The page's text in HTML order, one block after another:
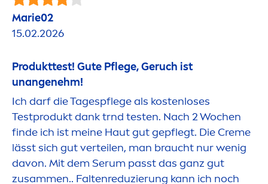
Marie02
15.02.2026
Produkttest! Gute Pflege, Geruch ist
unangenehm!
Ich darf die Tagespflege als kostenloses
Testprodukt dank trnd testen. Nach 2 Wochen
finde ich ist meine Haut gut gepflegt. Die Creme
lässt sich gut verteilen, man braucht nur wenig
davon. Mit dem Serum passt das ganz gut
zusammen.. Faltenreduzierung kann ich noch